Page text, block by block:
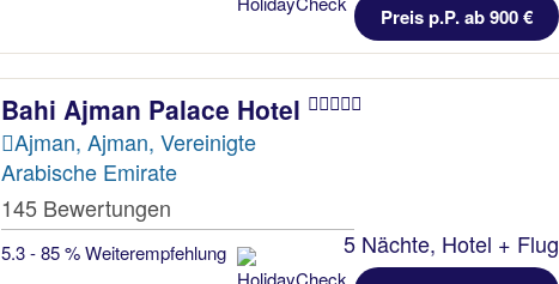
Preis p.P. ab 900 €
Bahi Ajman Palace Hotel
Ajman, Ajman, Vereinigte
Arabische Emirate
145 Bewertungen
5.3 - 85 % Weiterempfehlung 5 Nächte, Hotel + Flug